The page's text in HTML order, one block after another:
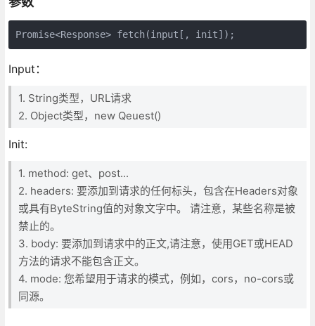
Promise<Response> fetch(input[, init]);
Input：
1. String类型，URL请求
2. Object类型，new Qeuest()
Init:
1. method: get、post...
2. headers: 要添加到请求的任何标头，包含在Headers对象
或具有ByteString值的对象文字中。 请注意，某些名称是被
禁止的。
3. body: 要添加到请求中的正文,请注意，使用GET或HEAD
方法的请求不能包含正文。
4. mode: 您希望用于请求的模式，例如，cors，no-cors或
同源。